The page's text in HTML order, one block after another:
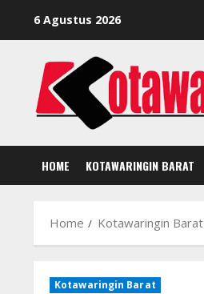
6 Agustus 2026
HOME KOTAWARINGIN BARAT
Home Kotawaringin Barat
Kotawaringin Barat